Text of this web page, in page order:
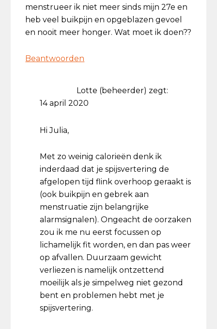
menstrueer ik niet meer sinds mijn 27e en
heb veel buikpijn en opgeblazen gevoel
en nooit meer honger. Wat moet ik doen??
Beantwoorden
Lotte (beheerder) zegt:
14 april 2020
Hi Julia,
Met zo weinig calorieën denk ik
inderdaad dat je spijsvertering de
afgelopen tijd flink overhoop geraakt is
(ook buikpijn en gebrek aan
menstruatie zijn belangrijke
alarmsignalen). Ongeacht de oorzaken
zou ik me nu eerst focussen op
lichamelijk fit worden, en dan pas weer
op afvallen. Duurzaam gewicht
verliezen is namelijk ontzettend
moeilijk als je simpelweg niet gezond
bent en problemen hebt met je
spijsvertering.